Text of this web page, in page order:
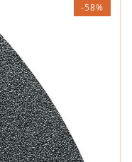
-58%